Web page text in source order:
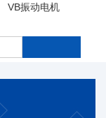
VB振动电机